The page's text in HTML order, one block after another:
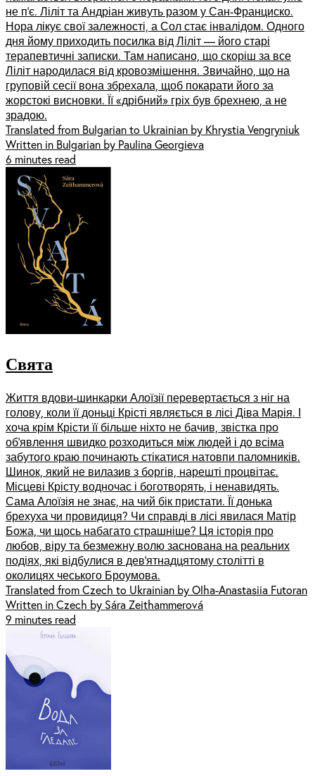
не п’є. Ліліт та Андріан живуть разом у Сан-Франциско.
Нора лікує свої залежності, а Сол стає інвалідом. Одного
дня йому приходить посилка від Ліліт –– його старі
терапевтичні записки. Там написано, що скоріш за все
Ліліт народилася від кровозмішення. Звичайно, що на
груповій сесії вона збрехала, щоб покарати його за
жорстокі висновки. Її «дрібний» гріх був брехнею, а не
зрадою.
Translated from Bulgarian to Ukrainian by Khrystia Vengryniuk
Written in Bulgarian by Paulina Georgieva
6 minutes read
Свята
Життя вдови-шинкарки Алоїзії перевертається з ніг на
голову, коли її доньці Крісті являється в лісі Діва Марія. І
хоча крім Крісти її більше ніхто не бачив, звістка про
об’явлення швидко розходиться між людей і до всіма
забутого краю починають стікатися натовпи паломників.
Шинок, який не вилазив з боргів, нарешті процвітає.
Місцеві Крісту водночас і боготворять, і ненавидять.
Сама Алоїзія не знає, на чий бік пристати. Її донька
брехуха чи провидиця? Чи справді в лісі явилася Матір
Божа, чи щось набагато страшніше? Ця історія про
любов, віру та безмежну волю заснована на реальних
подіях, які відбулися в дев’ятнадцятому столітті в
околицях чеського Броумова.
Translated from Czech to Ukrainian by Olha-Anastasiia Futoran
Written in Czech by Sára Zeithammerová
9 minutes read